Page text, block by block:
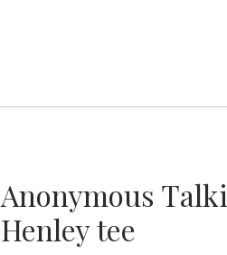
Anonymous
Henley tee